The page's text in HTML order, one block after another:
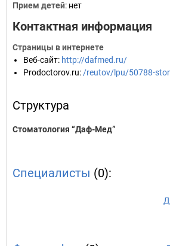
Прием детей: нет
Контактная информация
Страницы в интернете
Веб-сайт: http://dafmed.ru/
Prodoctorov.ru: /reutov/lpu/50788-
Структура
Стоматология “Даф-Мед”
Специалисты (0):